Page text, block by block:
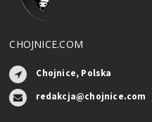
CHOJNICE.COM
Chojnice, Polska
redakcja@chojnice.com